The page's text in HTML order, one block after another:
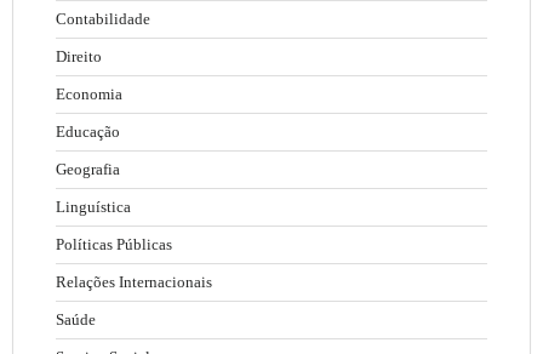
Contabilidade
Direito
Economia
Educação
Geografia
Linguística
Políticas Públicas
Relações Internacionais
Saúde